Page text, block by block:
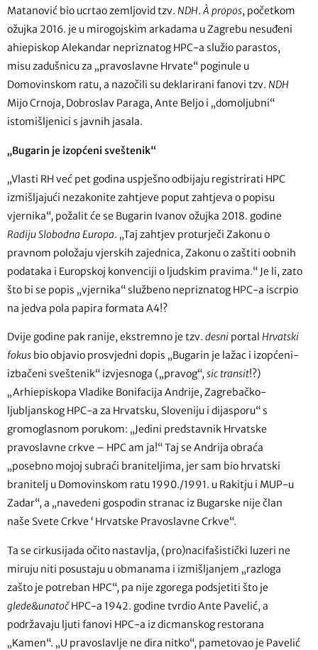
Matanović bio ucrtao zemljovid tzv. NDH.À propos, početkom
ožujka 2016. je u mirogojskim arkadama u Zagrebu nesuđeni
ahiepiskop Alekandar nepriznatog HPC-a služio parastos,
misu zadušnicu za „pravoslavne Hrvate“ poginule u
Domovinskom ratu, a nazočili su deklarirani fanovi tzv. NDH
Mijo Crnoja, Dobroslav Paraga, Ante Beljo i „domoljubni“
istomišljenici s javnih jasala.
„Bugarin je izopćeni sveštenik“
„Vlasti RH već pet godina uspješno odbijaju registrirati HPC
izmišljajući nezakonite zahtjeve poput zahtjeva o popisu
vjernika“, požalit će se Bugarin Ivanov ožujka 2018. godine
Radiju Slobodna Europa. „Taj zahtjev proturječi Zakonu o
pravnom položaju vjerskih zajednica, Zakonu o zaštiti oobnih
podataka i Europskoj konvenciji o ljudskim pravima.“ Je li, zato
što bi se popis „vjernika“ službeno nepriznatog HPC-a iscrpio
na jedva pola papira formata A4!?
Dvije godine pak ranije, ekstremno je tzv. desni portal Hrvatski
fokus bio objavio prosvjedni dopis „Bugarin je lažac i izopćeni-
izbačeni sveštenik“ izvjesnoga („pravog“, sic transit!?)
„Arhiepiskopa Vladike Bonifacija Andrije, Zagrebačko-
ljubljanskog HPC-a za Hrvatsku, Sloveniju i dijasporu“ s
gromoglasnom porukom: „Jedini predstavnik Hrvatske
pravoslavne crkve – HPC am ja!“ Taj se Andrija obraća
„posebno mojoj subraći braniteljima, jer sam bio hrvatski
branitelj u Domovinskom ratu 1990./1991. u Rakitju i MUP-u
Zadar“, a „navedeni gospodin stranac iz Bugarske nije član
naše Svete Crkve ‘ Hrvatske Pravoslavne Crkve“.
Ta se cirkusijada očito nastavlja, (pro)nacifašistički luzeri ne
miruju niti posustaju u obmanama i izmišljanjem „razloga
zašto je potreban HPC“, pa nije zgorega podsjetiti što je
glede&unatočHPC-a 1942. godine tvrdio Ante Pavelić, a
podržavaju ljuti fanovi HPC-a iz dicmanskog restorana
„Kamen“. „U pravoslavlje ne dira nitko“, pametovao je Pavelić